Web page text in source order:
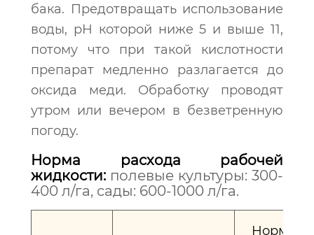
бака. Предотвращать использование
воды, рН которой ниже 5 и выше 11,
потому что при такой кислотности
препарат медленно разлагается до
оксида меди. Обработку проводят
утром или вечером в безветренную
погоду.
Норма расхода рабочей
жидкости: полевые культуры: 300-
400 л/га, сады: 600-1000 л/га.
Норма